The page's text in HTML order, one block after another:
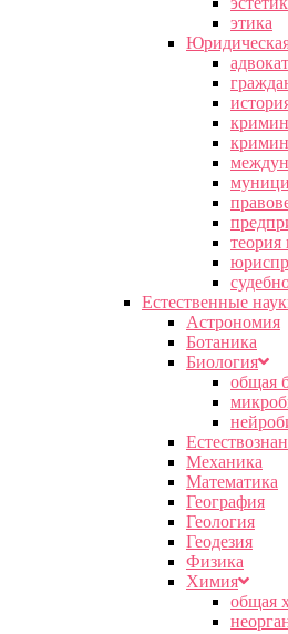
этика
теория
Естественные
Астрономия
Ботаника
Биология
общая
Механика
Математика
География
Геология
Геодезия
Физика
Химия
общая